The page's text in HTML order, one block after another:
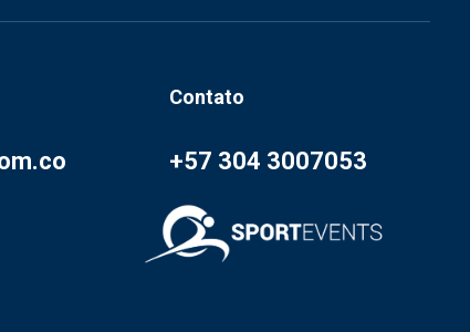
Contato
+57 304 3007053